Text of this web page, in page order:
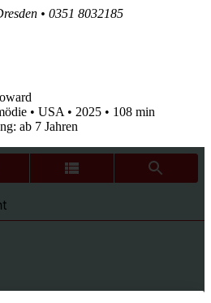
• 0351 8032185
• USA • 2025 • 108 min
ab 7 Jahren